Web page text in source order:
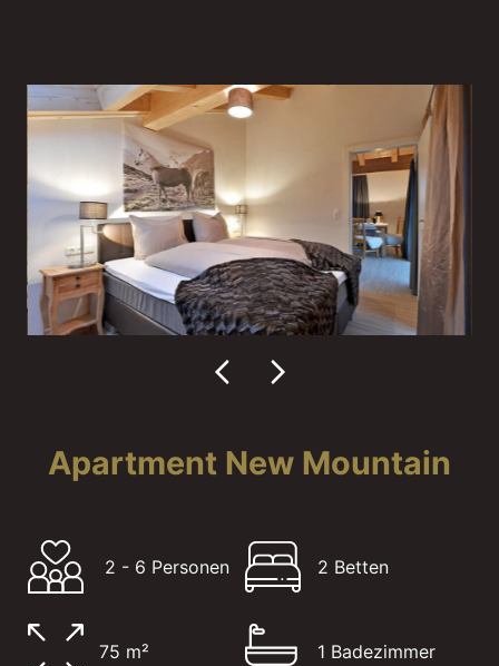
Apartment New Mountain
2 - 6 Personen 2 Betten
75 m² 1 Badezimmer